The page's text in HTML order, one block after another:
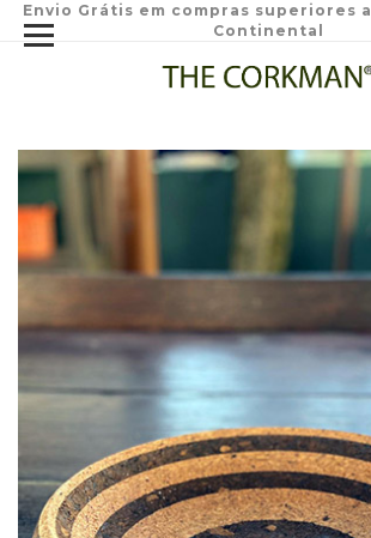
Envio Grátis em compras superiores
Continental